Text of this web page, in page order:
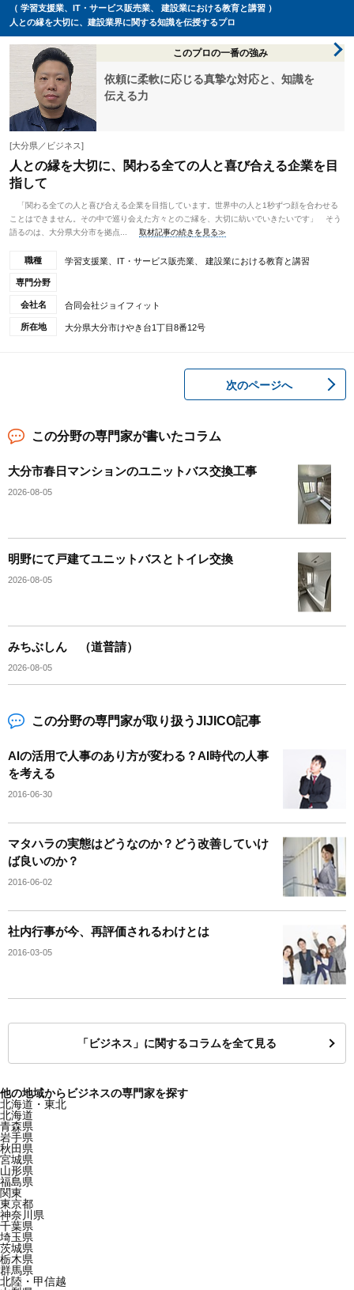
（ 学習支援業、IT・サービス販売業、 建設業における教育と講習 ）
人との縁を大切に、建設業界に関する知識を伝授するプロ
このプロの一番の強み
依頼に柔軟に応じる真摯な対応と、知識を
伝える力
[大分県／ビジネス]
人との縁を大切に、関わる全ての人と喜び合える企業を目
指して
「関わる全ての人と喜び合える企業を目指しています。世界中の人と1秒ずつ顔を合わせる
ことはできません。その中で巡り会えた方々とのご縁を、大切に紡いでいきたいです」 そう
語るのは、大分県大分市を拠点...
取材記事の続きを見る≫
職種 学習支援業、IT・サービス販売業、 建設業における教育と講習
専門分野
会社名 合同会社ジョイフィット
所在地 大分県大分市けやき台1丁目8番12号
次のページへ
この分野の専門家が書いたコラム
大分市春日マンションのユニットバス交換工事
2026-08-05
明野にて戸建てユニットバスとトイレ交換
2026-08-05
みちぶしん （道普請）
2026-08-05
この分野の専門家が取り扱うJIJICO記事
AIの活用で人事のあり方が変わる？AI時代の人事
を考える
2016-06-30
マタハラの実態はどうなのか？どう改善していけ
ば良いのか？
2016-06-02
社内行事が今、再評価されるわけとは
2016-03-05
「ビジネス」に関するコラムを全て見る
他の地域からビジネスの専門家を探す
北海道・東北
北海道
青森県
岩手県
秋田県
宮城県
山形県
福島県
関東
東京都
神奈川県
千葉県
埼玉県
茨城県
栃木県
群馬県
北陸・甲信越